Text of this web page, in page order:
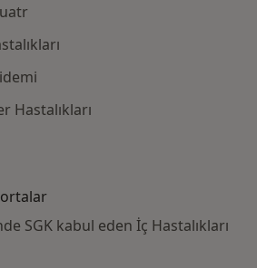
Hastalıkları
SGK kabul eden İç Hastalıkları